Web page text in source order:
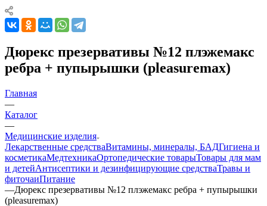
Дюрекс презервативы №12 плэжемакс
ребра + пупырышки (pleasuremax)
Главная
—
Каталог
—
Медицинские изделия
Лекарственные средстваВитамины, минералы, БАДГигиена и
косметикаМедтехникаОртопедические товарыТовары для мам
и детейАнтисептики и дезинфицирующие средстваТравы и
фиточаиПитание
—Дюрекс презервативы №12 плэжемакс ребра + пупырышки
(pleasuremax)